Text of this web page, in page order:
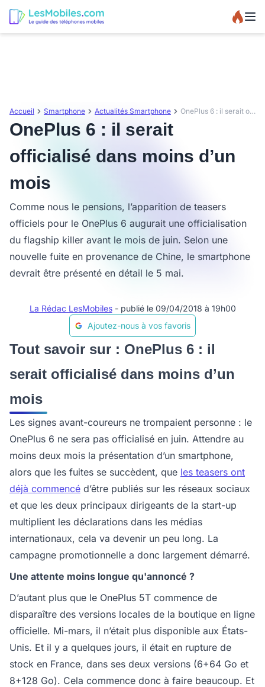
Accueil Smartphone Actualités Smartphone OnePlus 6 : il serait officialisé dans moins d’un mois
OnePlus 6 : il serait
officialisé dans moins d’un
mois
Comme nous le pensions, l’apparition de teasers
officiels pour le OnePlus 6 augurait une officialisation
du flagship killer avant le mois de juin. Selon une
nouvelle fuite en provenance de Chine, le smartphone
devrait être présenté en détail le 5 mai.
La Rédac LesMobiles - publié le 09/04/2018 à 19h00
Ajoutez-nous à vos favoris
Tout savoir sur : OnePlus 6 : il
serait officialisé dans moins d’un
mois
Les signes avant-coureurs ne trompaient personne : le
OnePlus 6 ne sera pas officialisé en juin. Attendre au
moins deux mois la présentation d’un smartphone,
alors que les fuites se succèdent, que les teasers ont
déjà commencé d’être publiés sur les réseaux sociaux
et que les deux principaux dirigeants de la start-up
multiplient les déclarations dans les médias
internationaux, cela va devenir un peu long. La
campagne promotionnelle a donc largement démarré.
Une attente moins longue qu'annoncé ?
D’autant plus que le OnePlus 5T commence de
disparaître des versions locales de la boutique en ligne
officielle. Mi-mars, il n’était plus disponible aux États-
Unis. Et il y a quelques jours, il était en rupture de
stock en France, dans ses deux versions (6+64 Go et
8+128 Go). Cela commence donc à faire beaucoup. Et